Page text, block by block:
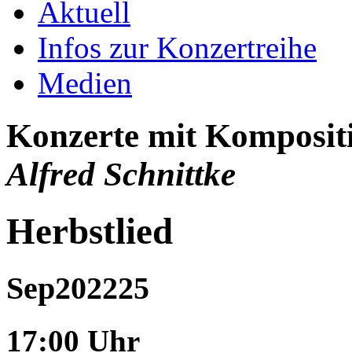
Aktuell
Infos zur Konzertreihe
Medien
Konzerte mit
Alfred Schnittke
Herbstlied
Sep202225
17:00 Uhr